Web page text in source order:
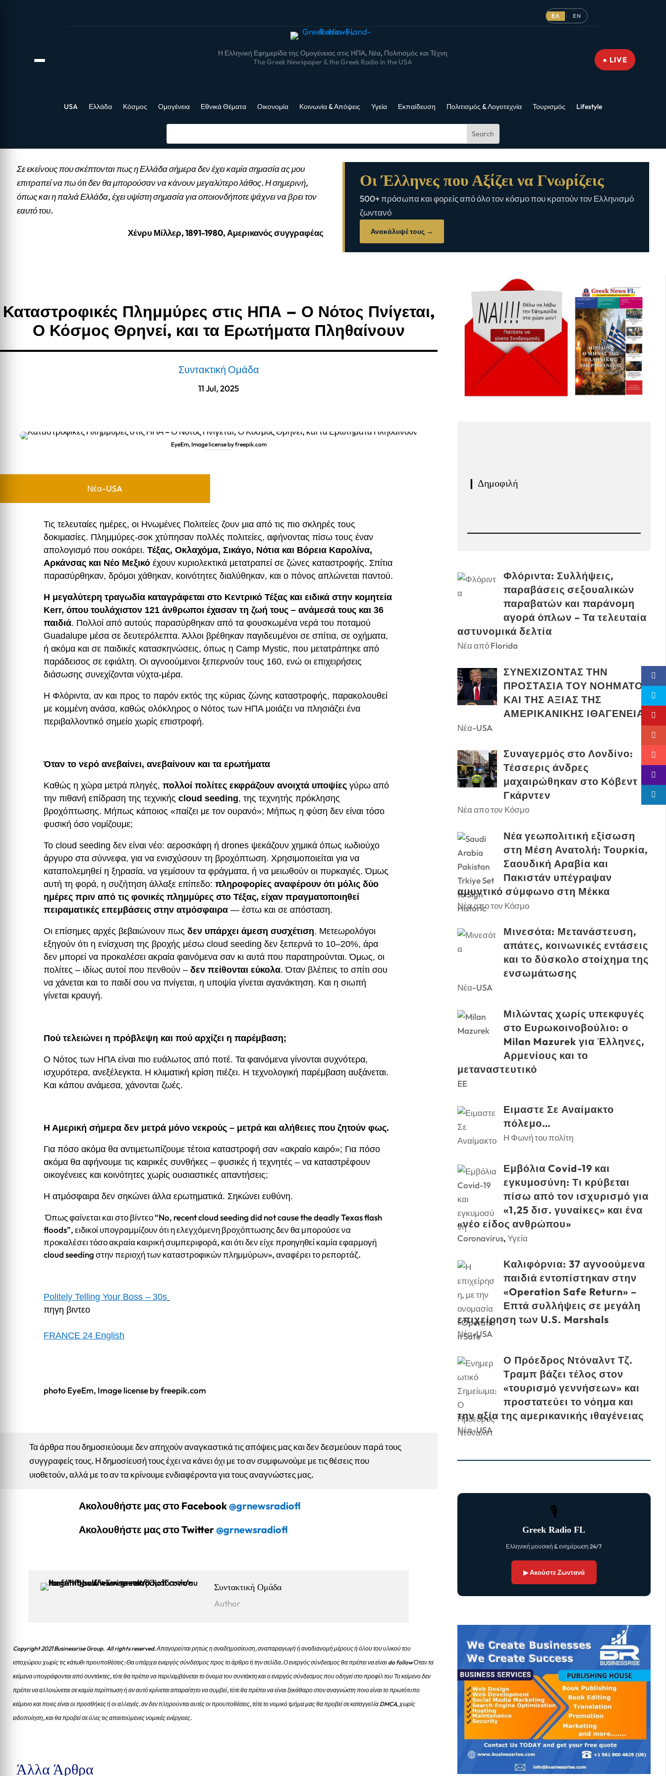
ΕΛ | EN
Η Ελληνική Εφημερίδα της Ομογένειας στις ΗΠΑ, Νέα, Πολιτισμός και Τέχνη
The Greek Newspaper & the Greek Radio in the USA
● LIVE
USA Ελλάδα Κόσμος Ομογένεια Εθνικά Θέματα Οικονομία Κοινωνία & Απόψεις Υγεία Εκπαίδευση Πολιτισμός & Λογοτεχνία Τουρισμός Lifestyle
Σε εκείνους που σκέπτονται πως η Ελλάδα σήμερα δεν έχει καμία σημασία ας μου
επιτραπεί να πω ότι δεν θα μπορούσαν να κάνουν μεγαλύτερο λάθος. Η σημερινή,
όπως και η παλιά Ελλάδα, έχει υψίστη σημασία για οποιονδήποτε ψάχνει να βρει τον
εαυτό του.
Χένρυ Μίλλερ, 1891-1980, Αμερικανός συγγραφέας
Οι Έλληνες που Αξίζει να Γνωρίζεις
500+ πρόσωπα και φορείς από όλο τον κόσμο που κρατούν τον Ελληνισμό
ζωντανό
Ανακάλυψέ τους →
Καταστροφικές Πλημμύρες στις ΗΠΑ – Ο Νότος Πνίγεται,
Ο Κόσμος Θρηνεί, και τα Ερωτήματα Πληθαίνουν
Συντακτική Ομάδα
11 Jul, 2025
EyeEm, Image license by freepik.com
Νέα-USA
Τις τελευταίες ημέρες, οι Ηνωμένες Πολιτείες ζουν μια από τις πιο σκληρές τους
δοκιμασίες. Πλημμύρες-σοκ χτύπησαν πολλές πολιτείες, αφήνοντας πίσω τους έναν
απολογισμό που σοκάρει.Τέξας, Οκλαχόμα, Σικάγο, Νότια και Βόρεια Καρολίνα,
Αρκάνσας και Νέο Μεξικό έχουν κυριολεκτικά μετατραπεί σε ζώνες καταστροφής. Σπίτια
παρασύρθηκαν, δρόμοι χάθηκαν, κοινότητες διαλύθηκαν, και ο πόνος απλώνεται παντού.
Η μεγαλύτερη τραγωδία καταγράφεται στο Κεντρικό Τέξας και ειδικά στην κομητεία
Kerr, όπου τουλάχιστον 121 άνθρωποι έχασαν τη ζωή τους – ανάμεσά τους και 36
παιδιά. Πολλοί από αυτούς παρασύρθηκαν από τα φουσκωμένα νερά του ποταμού
Guadalupe μέσα σε δευτερόλεπτα. Άλλοι βρέθηκαν παγιδευμένοι σε σπίτια, σε οχήματα,
ή ακόμα και σε παιδικές κατασκηνώσεις, όπως η Camp Mystic, που μετατράπηκε από
παράδεισος σε εφιάλτη. Οι αγνοούμενοι ξεπερνούν τους 160, ενώ οι επιχειρήσεις
διάσωσης συνεχίζονται νύχτα-μέρα.
Η Φλόριντα, αν και προς το παρόν εκτός της κύριας ζώνης καταστροφής, παρακολουθεί
με κομμένη ανάσα, καθώς ολόκληρος ο Νότος των ΗΠΑ μοιάζει να πλησιάζει ένα
περιβαλλοντικό σημείο χωρίς επιστροφή.
Όταν το νερό ανεβαίνει, ανεβαίνουν και τα ερωτήματα
Καθώς η χώρα μετρά πληγές,πολλοί πολίτες εκφράζουν ανοιχτά υποψίες γύρω από
την πιθανή επίδραση της τεχνικήςcloud seeding, της τεχνητής πρόκλησης
βροχόπτωσης. Μήπως κάποιος «παίζει με τον ουρανό»; Μήπως η φύση δεν είναι τόσο
φυσική όσο νομίζουμε;
Το cloud seeding δεν είναι νέο: αεροσκάφη ή drones ψεκάζουν χημικά όπως ιωδιούχο
άργυρο στα σύννεφα, για να ενισχύσουν τη βροχόπτωση. Χρησιμοποιείται για να
καταπολεμηθεί η ξηρασία, να γεμίσουν τα φράγματα, ή να μειωθούν οι πυρκαγιές. Όμως
αυτή τη φορά, η συζήτηση άλλαξε επίπεδο:πληροφορίες αναφέρουν ότι μόλις δύο
ημέρες πριν από τις φονικές πλημμύρες στο Τέξας, είχαν πραγματοποιηθεί
πειραματικές επεμβάσεις στην ατμόσφαιρα — έστω και σε απόσταση.
Οι επίσημες αρχές βεβαιώνουν πωςδεν υπάρχει άμεση συσχέτιση. Μετεωρολόγοι
εξηγούν ότι η ενίσχυση της βροχής μέσω cloud seeding δεν ξεπερνά το 10–20%, άρα
δεν μπορεί να προκαλέσει ακραία φαινόμενα σαν κι αυτά που παρατηρούνται. Όμως, οι
πολίτες – ιδίως αυτοί που πενθούν –δεν πείθονται εύκολα. Όταν βλέπεις το σπίτι σου
να χάνεται και το παιδί σου να πνίγεται, η υποψία γίνεται αγανάκτηση. Και η σιωπή
γίνεται κραυγή.
Πού τελειώνει η πρόβλεψη και πού αρχίζει η παρέμβαση;
Ο Νότος των ΗΠΑ είναι πιο ευάλωτος από ποτέ. Τα φαινόμενα γίνονται συχνότερα,
ισχυρότερα, ανεξέλεγκτα. Η κλιματική κρίση πιέζει. Η τεχνολογική παρέμβαση αυξάνεται.
Και κάπου ανάμεσα, χάνονται ζωές.
Η Αμερική σήμερα δεν μετρά μόνο νεκρούς – μετρά και αλήθειες που ζητούν φως.
Για πόσο ακόμα θα αντιμετωπίζουμε τέτοια καταστροφή σαν «ακραίο καιρό»; Για πόσο
ακόμα θα αφήνουμε τις καιρικές συνθήκες – φυσικές ή τεχνητές – να καταστρέφουν
οικογένειες και κοινότητες χωρίς ουσιαστικές απαντήσεις;
Η ατμόσφαιρα δεν σηκώνει άλλα ερωτηματικά. Σηκώνει ευθύνη.
Όπως φαίνεται και στο βίντεο “No, recent cloud seeding did not cause the deadly Texas flash
floods”, ειδικοί υπογραμμίζουν ότι η ελεγχόμενη βροχόπτωσης δεν θα μπορούσε να
προκαλέσει τόσο ακραία καιρική συμπεριφορά, και ότι δεν είχε προηγηθεί καμία εφαρμογή
cloud seeding στην περιοχή των καταστροφικών πλημμύρων», αναφέρει το ρεπορτάζ.
Politely Telling Your Boss – 30s
πηγη βιντεο
FRANCE 24 English
photo EyeEm, Image license by freepik.com
Τα άρθρα που δημοσιεύουμε δεν απηχούν αναγκαστικά τις απόψεις μας και δεν δεσμεύουν παρά τους
συγγραφείς τους. Η δημοσίευσή τους έχει να κάνει όχι με το αν συμφωνούμε με τις θέσεις που
υιοθετούν, αλλά με το αν τα κρίνουμε ενδιαφέροντα για τους αναγνώστες μας.
Ακολουθήστε μας στο Facebook@grnewsradiofl
Ακολουθήστε μας στο Twitter@grnewsradiofl
Συντακτική Ομάδα
Author
Copyright 2021 Businessrise Group. All rights reserved. Απαγορεύται ρητώς η αναδημοσίευση, αναπαραγωγή ή αναδιανομή μέρους ή όλου του υλικού του
ιστοχώρου χωρίς τις κάτωθι προυποθέσεις: Θα υπάρχει ενεργός σύνδεσμος προς το άρθρο ή την σελίδα.Ο ενεργός σύνδεσμος θα πρέπει να είναι do follow Όταν τα
κείμενα υπογράφονται από συντάκτες, τότε θα πρέπει να περιλαμβάνεται το όνομα του συντάκτη και ο ενεργός σύνδεσμος που οδηγεί στο προφίλ του Το κείμενο δεν
πρέπει να αλλοιώνεται σε καμία περίπτωση ή αν αυτό κρίνεται απαραίτητο να συμβεί, τότε θα πρέπει να είναι ξεκάθαρο στον αναγνώστη ποιο είναι το πρωτότυπο
κείμενο και ποιες είναι οι προσθήκες ή οι αλλαγές. αν δεν πληρούνται αυτές οι προυποθέσεις, τότε το νομικό τμήμα μας θα προβεί σε καταγγελία DMCA, χωρίς
ειδοποίηση, και θα προβεί σε όλες τις απαιτούμενες νομικές ενέργειες.
Άλλα Άρθρα
❙ Δημοφιλή
Φλόριντα: Συλλήψεις,
παραβάσεις σεξουαλικών
παραβατών και παράνομη
αγορά όπλων – Τα τελευταία
αστυνομικά δελτία
Νέα από Florida
ΣΥΝΕΧΙΖΟΝΤΑΣ ΤΗΝ
ΠΡΟΣΤΑΣΙΑ ΤΟΥ ΝΟΗΜΑΤΟΣ
ΚΑΙ ΤΗΣ ΑΞΙΑΣ ΤΗΣ
ΑΜΕΡΙΚΑΝΙΚΗΣ ΙΘΑΓΕΝΕΙΑΣ
Νέα-USA
Συναγερμός στο Λονδίνο:
Τέσσερις άνδρες
μαχαιρώθηκαν στο Κόβεντ
Γκάρντεν
Νέα απο τον Κόσμο
Νέα γεωπολιτική εξίσωση
στη Μέση Ανατολή: Τουρκία,
Σαουδική Αραβία και
Πακιστάν υπέγραψαν
αμυντικό σύμφωνο στη Μέκκα
Νέα απο τον Κόσμο
Μινεσότα: Μετανάστευση,
απάτες, κοινωνικές εντάσεις
και το δύσκολο στοίχημα της
ενσωμάτωσης
Νέα-USA
Μιλώντας χωρίς υπεκφυγές
στο Ευρωκοινοβούλιο: ο
Milan Mazurek για Έλληνες,
Αρμενίους και το
μεταναστευτικό
EE
Ειμαστε Σε Αναίμακτο
πόλεμο…
Η Φωνή του πολίτη
Εμβόλια Covid-19 και
εγκυμοσύνη: Τι κρύβεται
πίσω από τον ισχυρισμό για
«1,25 δισ. γυναίκες» και ένα
«νέο είδος ανθρώπου»
Coronavirus,Υγεία
Καλιφόρνια: 37 αγνοούμενα
παιδιά εντοπίστηκαν στην
«Operation Safe Return» –
Επτά συλλήψεις σε μεγάλη
επιχείρηση των U.S. Marshals
Νέα-USA
Ο Πρόεδρος Ντόναλντ Τζ.
Τραμπ βάζει τέλος στον
«τουρισμό γεννήσεων» και
προστατεύει το νόημα και
την αξία της αμερικανικής ιθαγένειας
Νέα-USA
🎙
Greek Radio FL
Ελληνική μουσική & ενημέρωση 24/7
▶ Ακούστε Ζωντανά